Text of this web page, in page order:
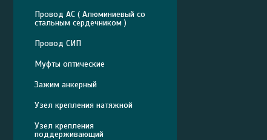
Провод АС ( Алюминиевый со
стальным сердечником )
Провод СИП
Муфты оптические
Зажим анкерный
Узел крепления натяжной
Узел крепления
поддерживающий